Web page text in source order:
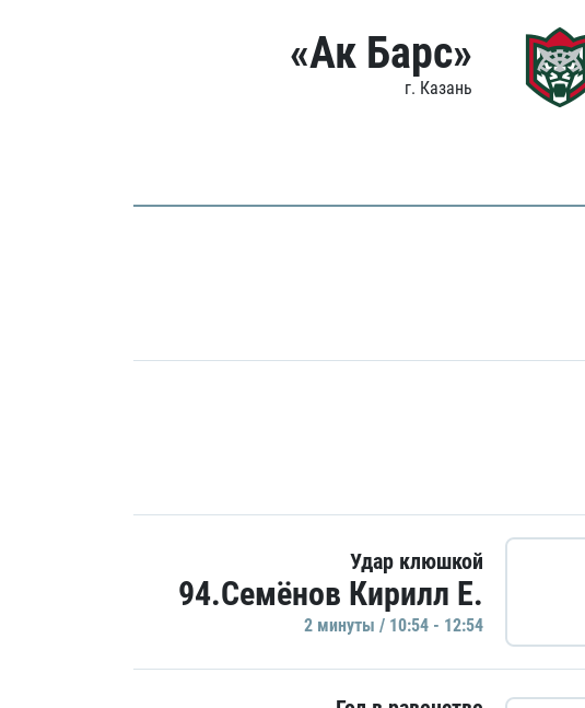
«Ак Барс»
г. Казань
Удар клюшкой
94.Семёнов Кирилл Е.
2 минуты / 10:54 - 12:54